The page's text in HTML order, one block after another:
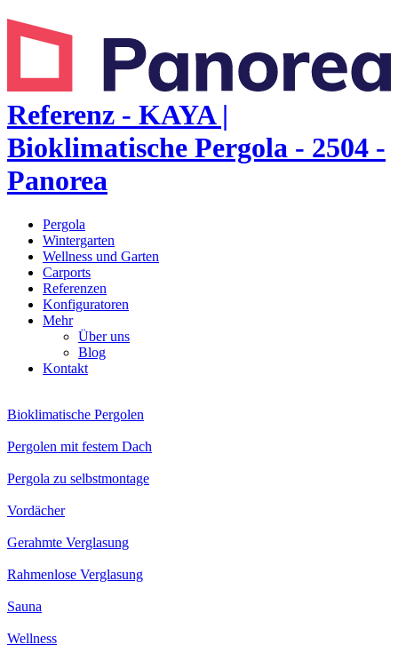
Referenz - KAYA |
Bioklimatische Pergola - 2504 -
Panorea
Pergola
Wintergarten
Wellness und Garten
Carports
Referenzen
Konfiguratoren
Mehr
Über uns
Blog
Kontakt
Bioklimatische Pergolen
Pergolen mit festem Dach
Pergola zu selbstmontage
Vordächer
Gerahmte Verglasung
Rahmenlose Verglasung
Sauna
Wellness